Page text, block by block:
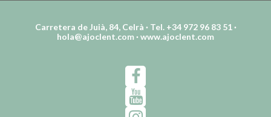
Carretera de Juià, 84, Celrà · Tel. +34 972 96 83 51 ·
hola@ajoclent.com ·www.ajoclent.com